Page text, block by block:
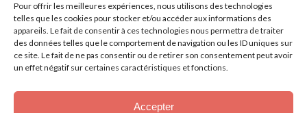
Pour offrir les meilleures expériences, nous utilisons des technologies
telles que les cookies pour stocker et/ou accéder aux informations des
appareils. Le fait de consentir à ces technologies nous permettra de traiter
des données telles que le comportement de navigation ou les ID uniques sur
ce site. Le fait de ne pas consentir ou de retirer son consentement peut avoir
un effet négatif sur certaines caractéristiques et fonctions.
Accepter
Newsletter
E-mail* : Souscrire
J'ai lu & j'accepte lapolitique de confidentalité